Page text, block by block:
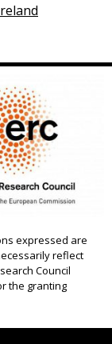
expressed are
reflect
Council
the granting